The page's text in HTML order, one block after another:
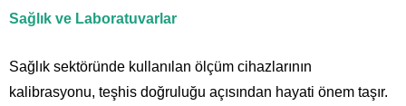
Sağlık ve Laboratuvarlar
Sağlık sektöründe kullanılan ölçüm cihazlarının
kalibrasyonu, teşhis doğruluğu açısından hayati önem taşır.